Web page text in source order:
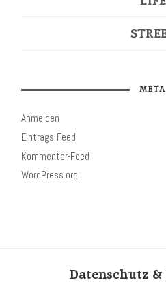
META
Anmelden
Eintrags-Feed
Kommentar-Feed
WordPress.org
Datenschutz